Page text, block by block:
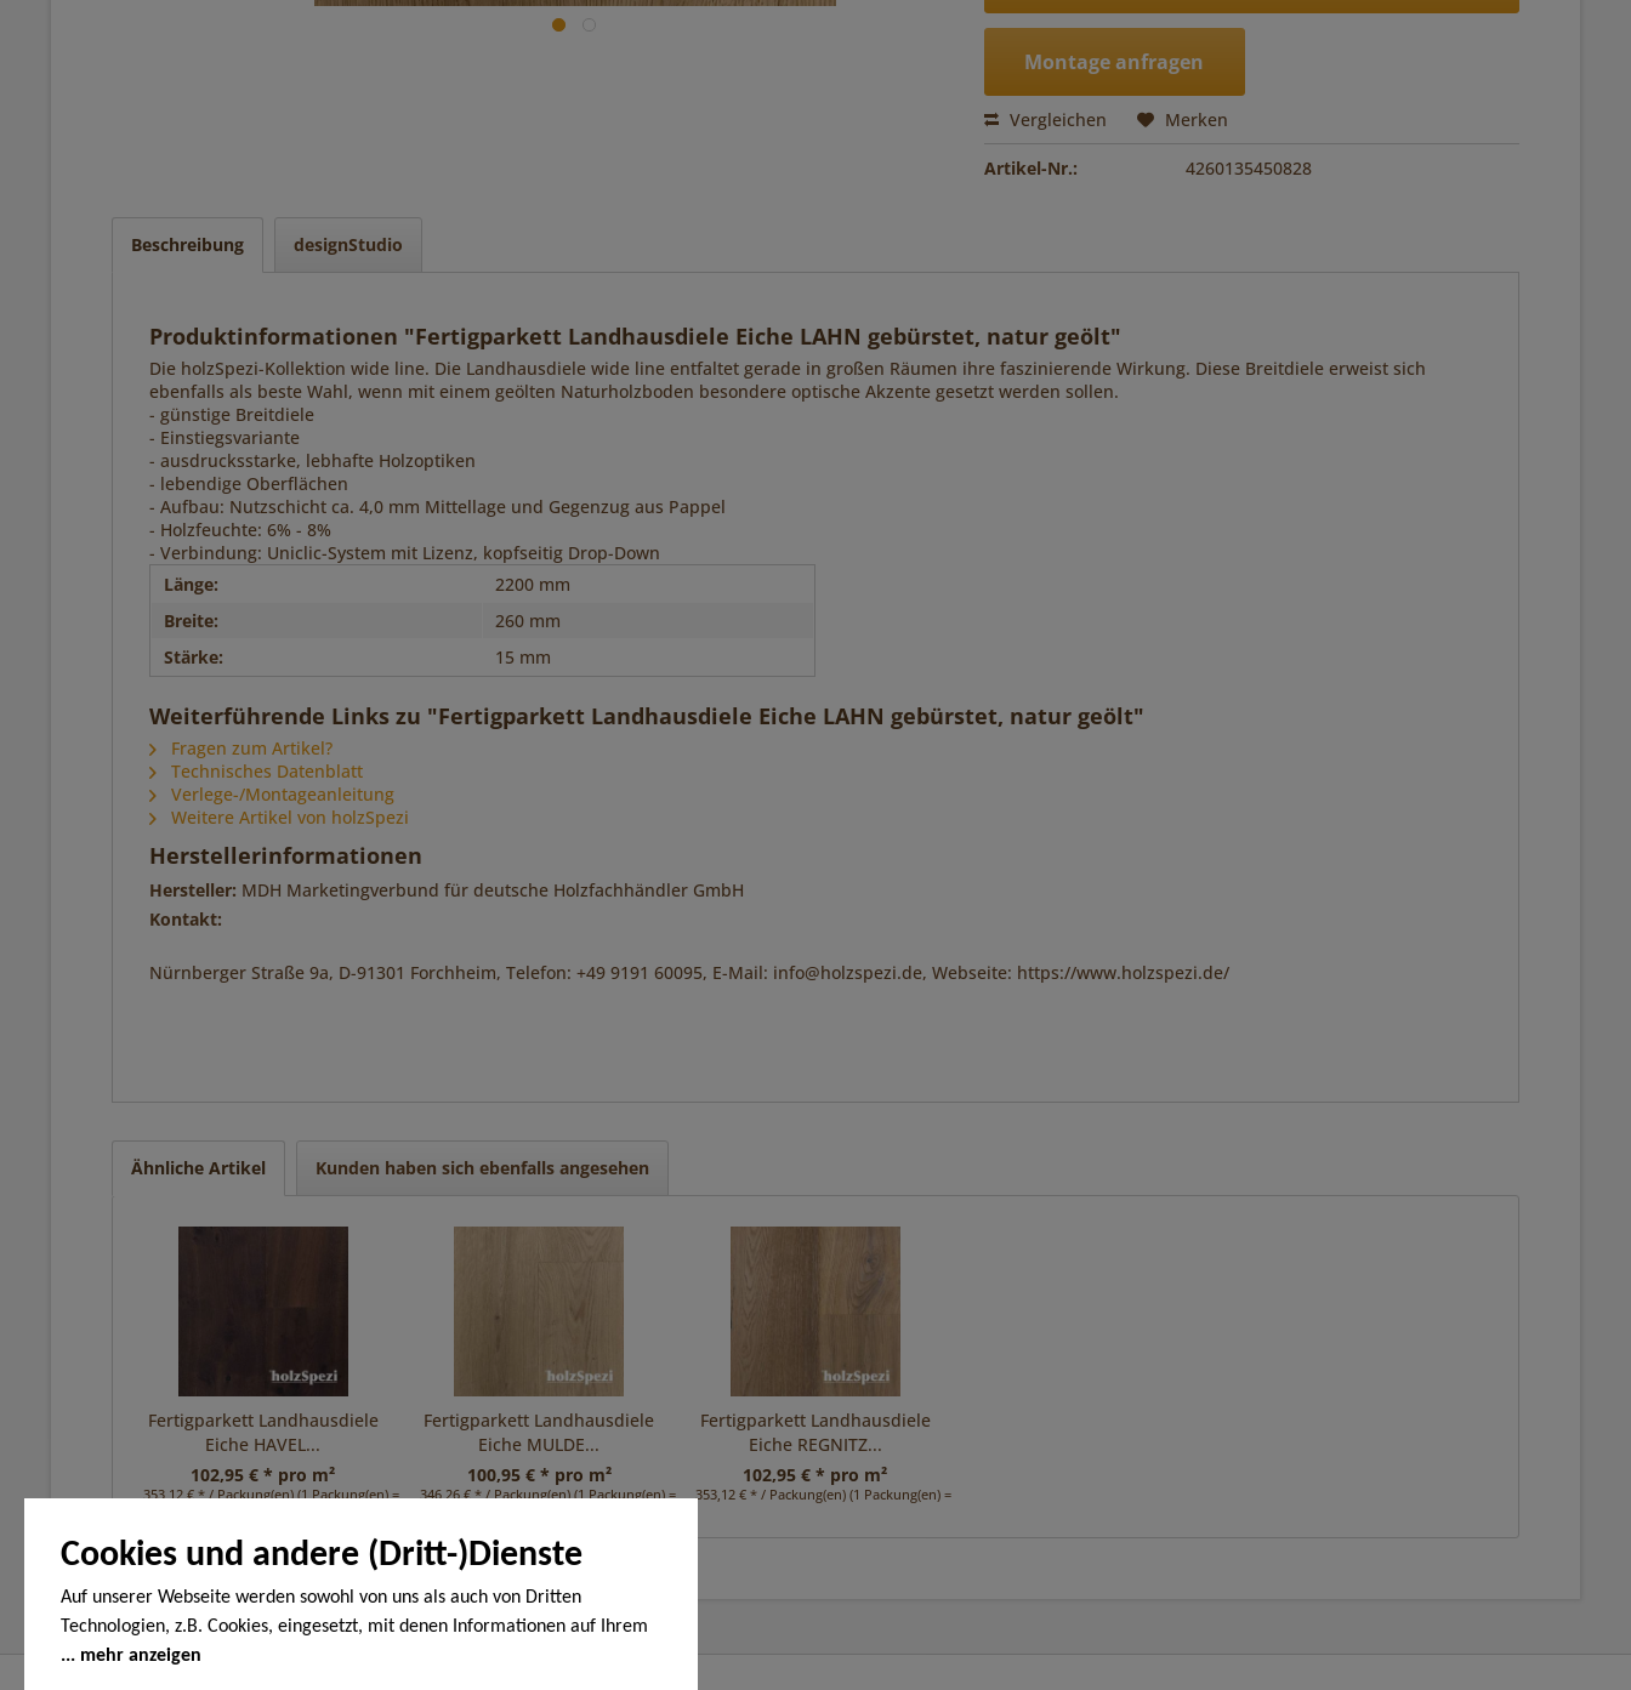
Cookies und andere (Dritt-)Dienste
Auf unserer Webseite werden sowohl von uns als auch von Dritten
Technologien, z.B. Cookies, eingesetzt, mit denen Informationen auf Ihrem
Endgerät gespeichert und/oder von Ihrem Endgerät abgerufen werden. Bei
mehr anzeigen
Montage anfragen
Vergleichen Merken
Artikel-Nr.: 4260135450828
Beschreibung designStudio
Produktinformationen "Fertigparkett Landhausdiele Eiche LAHN gebürstet, natur geölt"
Die holzSpezi-Kollektion wide line. Die Landhausdiele wide line entfaltet gerade in großen Räumen ihre faszinierende Wirkung. Diese Breitdiele erweist sich
ebenfalls als beste Wahl, wenn mit einem geölten Naturholzboden besondere optische Akzente gesetzt werden sollen.
- günstige Breitdiele
- Einstiegsvariante
- ausdrucksstarke, lebhafte Holzoptiken
- lebendige Oberflächen
- Aufbau: Nutzschicht ca. 4,0 mm Mittellage und Gegenzug aus Pappel
- Holzfeuchte: 6% - 8%
- Verbindung: Uniclic-System mit Lizenz, kopfseitig Drop-Down
Länge:
2200 mm
Breite:
260 mm
Stärke:
15 mm
Weiterführende Links zu "Fertigparkett Landhausdiele Eiche LAHN gebürstet, natur geölt"
Fragen zum Artikel?
Technisches Datenblatt
Verlege-/Montageanleitung
Weitere Artikel von holzSpezi
Herstellerinformationen
Hersteller: MDH Marketingverbund für deutsche Holzfachhändler GmbH
Kontakt:
Nürnberger Straße 9a, D-91301 Forchheim, Telefon: +49 9191 60095, E-Mail: info@holzspezi.de, Webseite: https://www.holzspezi.de/
Ähnliche Artikel Kunden haben sich ebenfalls angesehen
Fertigparkett Landhausdiele
Eiche HAVEL...
102,95 € * pro m²
353,12 € * / Packung(en) (1 Packung(en) = 3,43 m²)
Fertigparkett Landhausdiele
Eiche MULDE...
100,95 € * pro m²
346,26 € * / Packung(en) (1 Packung(en) = 3,43 m²)
Fertigparkett Landhausdiele
Eiche REGNITZ...
102,95 € * pro m²
353,12 € * / Packung(en) (1 Packung(en) = 3,43 m²)